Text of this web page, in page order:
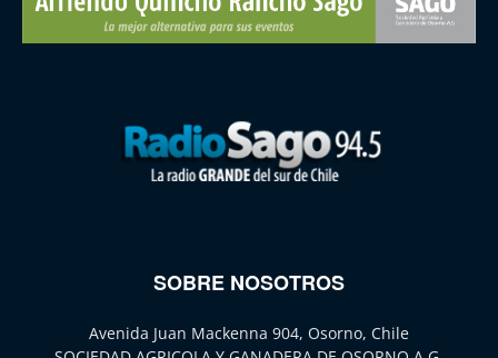
SOBRE NOSOTROS
Avenida Juan Mackenna 904, Osorno, Chile